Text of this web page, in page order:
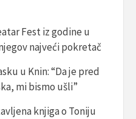
Fest iz godine u
najveći pokretač
u Knin: “Da je pred
mi bismo ušli”
knjiga o Toniju